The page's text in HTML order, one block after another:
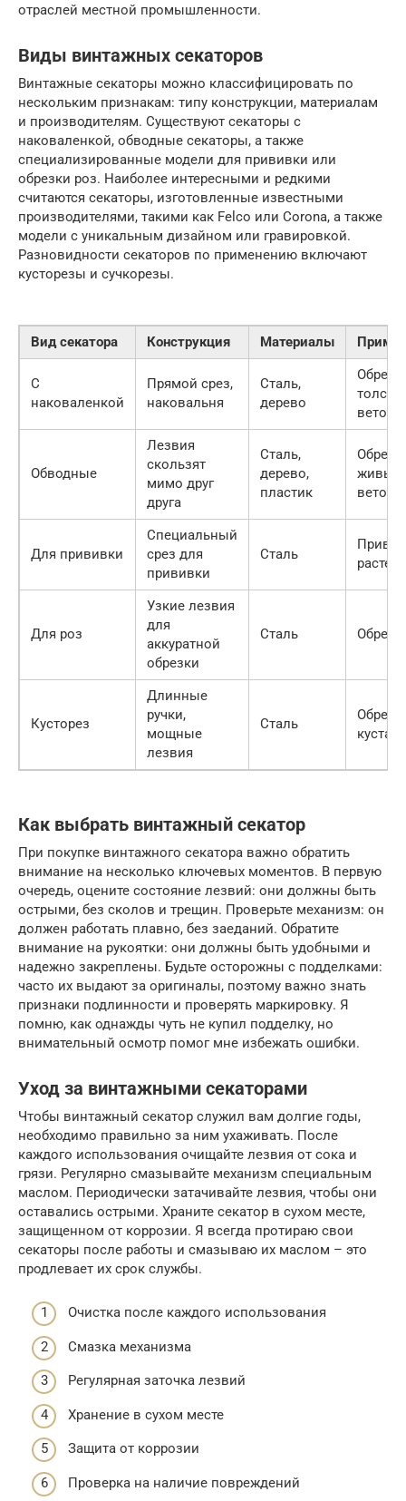
отраслей местной промышленности.
Виды винтажных секаторов
Винтажные секаторы можно классифицировать по
нескольким признакам: типу конструкции, материалам
и производителям. Существуют секаторы с
наковаленкой, обводные секаторы, а также
специализированные модели для прививки или
обрезки роз. Наиболее интересными и редкими
считаются секаторы, изготовленные известными
производителями, такими как Felco или Corona, а также
модели с уникальным дизайном или гравировкой.
Разновидности секаторов по применению включают
кусторезы и сучкорезы.
Вид секатора Конструкция Материалы
С
наковаленкой
Прямой срез,
наковальня
Сталь,
дерево
веток
Обводные
Лезвия
скользят
мимо друг
друга
Сталь,
дерево,
пластик
живых
веток
Для прививки
Специальный
срез для
прививки
Сталь
Для роз
Узкие лезвия
для
аккуратной
обрезки
Сталь
Кусторез
Длинные
ручки,
мощные
лезвия
Сталь
Как выбрать винтажный секатор
При покупке винтажного секатора важно обратить
внимание на несколько ключевых моментов. В первую
очередь, оцените состояние лезвий: они должны быть
острыми, без сколов и трещин. Проверьте механизм: он
должен работать плавно, без заеданий. Обратите
внимание на рукоятки: они должны быть удобными и
надежно закреплены. Будьте осторожны с подделками:
часто их выдают за оригиналы, поэтому важно знать
признаки подлинности и проверять маркировку. Я
помню, как однажды чуть не купил подделку, но
внимательный осмотр помог мне избежать ошибки.
Уход за винтажными секаторами
Чтобы винтажный секатор служил вам долгие годы,
необходимо правильно за ним ухаживать. После
каждого использования очищайте лезвия от сока и
грязи. Регулярно смазывайте механизм специальным
маслом. Периодически затачивайте лезвия, чтобы они
оставались острыми. Храните секатор в сухом месте,
защищенном от коррозии. Я всегда протираю свои
секаторы после работы и смазываю их маслом – это
продлевает их срок службы.
Очистка после каждого использования
Смазка механизма
Регулярная заточка лезвий
Хранение в сухом месте
Защита от коррозии
Проверка на наличие повреждений